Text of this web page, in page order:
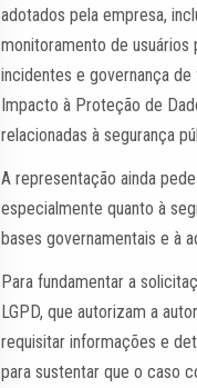
adotados pela empresa,
monitoramento de usuários
incidentes e governança
Impacto à Proteção de
relacionadas à segurança
A representação ainda
especialmente quanto à
bases governamentais e à
Para fundamentar a
LGPD, que autorizam a
requisitar informações e
para sustentar que o caso